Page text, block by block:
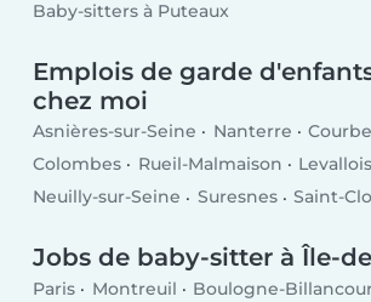
Baby-sitters à Puteaux
Emplois de garde
chez moi
Asnières-sur-Seine Nanterre
Colombes
Rueil-Malmaison
Neuilly-sur-Seine
Suresnes Saint-
Jobs de baby-sitter à Île-
Paris Montreuil Boulogne-